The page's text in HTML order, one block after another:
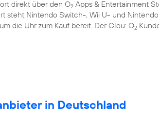
direkt über den O2 Apps & Entertainment
steht Nintendo Switch-, Wii U- und Nintendo
die Uhr zum Kauf bereit. Der Clou: O2
in Deutschland